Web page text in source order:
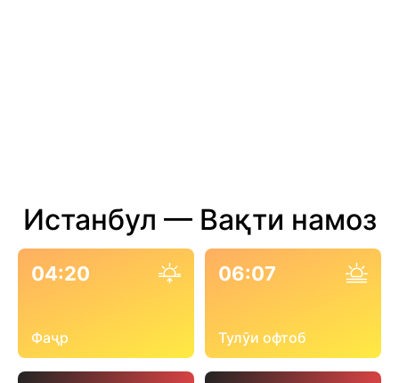
Истанбул — Вақти намоз
04:20
Фаҷр
06:07
Тулӯи офтоб